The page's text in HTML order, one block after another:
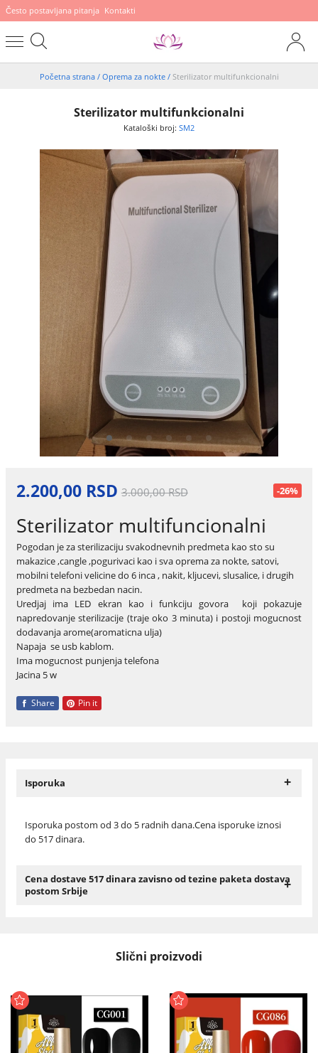
Često postavljana pitanja Kontakti
Početna strana / Oprema za nokte / Sterilizator multifunkcionalni
Sterilizator multifunkcionalni
Kataloški broj: SM2
2.200,00 RSD 3.000,00 RSD -26%
Sterilizator multifuncionalni
Pogodan je za sterilizaciju svakodnevnih predmeta kao sto su
makazice ,cangle ,pogurivaci kao i sva oprema za nokte, satovi,
mobilni telefoni velicine do 6 inca , nakit, kljucevi, slusalice, i drugih
predmeta na bezbedan nacin.
Uredjaj ima LED ekran kao i funkciju govora koji pokazuje
napredovanje sterilizacije (traje oko 3 minuta) i postoji mogucnost
dodavanja arome(aromaticna ulja)
Napaja se usb kablom.
Ima mogucnost punjenja telefona
Jacina 5 w
Share Pin it
Isporuka +
Isporuka postom od 3 do 5 radnih dana.Cena isporuke iznosi
do 517 dinara.
Cena dostave 517 dinara zavisno od tezine paketa dostava
postom Srbije
+
Slični proizvodi